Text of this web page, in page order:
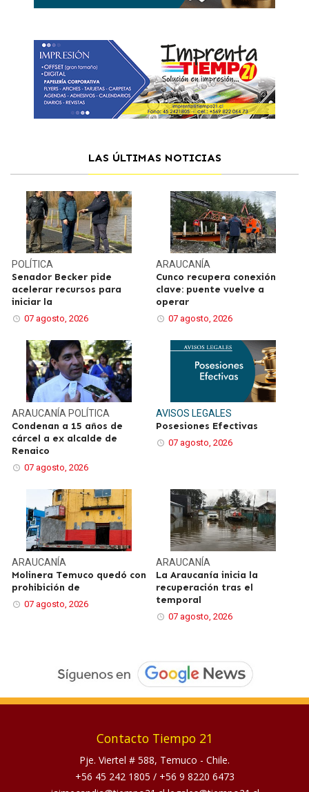
LAS ÚLTIMAS NOTICIAS
POLÍTICA
Senador Becker pide
acelerar recursos para
iniciar la
07 agosto, 2026
ARAUCANÍA
Cunco recupera conexión
clave: puente vuelve a
operar
07 agosto, 2026
ARAUCANÍA POLÍTICA
Condenan a 15 años de
cárcel a ex alcalde de
Renaico
07 agosto, 2026
AVISOS LEGALES
Posesiones Efectivas
07 agosto, 2026
ARAUCANÍA
Molinera Temuco quedó con
prohibición de
07 agosto, 2026
ARAUCANÍA
La Araucanía inicia la
recuperación tras el
temporal
07 agosto, 2026
Contacto Tiempo 21
Pje. Viertel # 588, Temuco - Chile.
+56 45 242 1805 / +56 9 8220 6473